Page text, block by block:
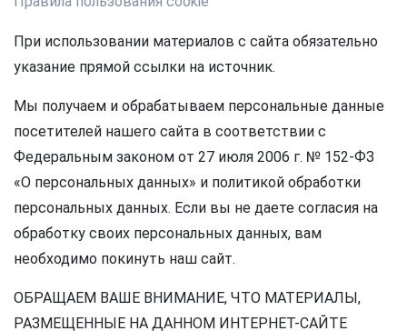
При использовании материалов с сайта обязательно
указание прямой ссылки на источник.
Мы получаем и обрабатываем персональные данные
посетителей нашего сайта в соответствии с
Федеральным законом от 27 июля 2006 г. № 152-ФЗ
«О персональных данных» и политикой обработки
персональных данных. Если вы не даете согласия на
обработку своих персональных данных, вам
необходимо покинуть наш сайт.
ОБРАЩАЕМ ВАШЕ ВНИМАНИЕ, ЧТО МАТЕРИАЛЫ,
РАЗМЕЩЕННЫЕ НА ДАННОМ ИНТЕРНЕТ-САЙТЕ